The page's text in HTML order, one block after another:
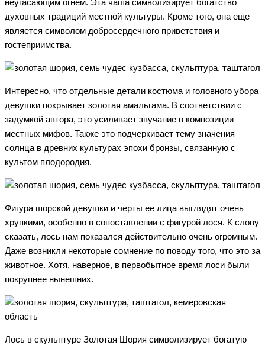
духовных традиций местной культуры. Кроме того, она еще
является символом добросердечного приветствия и
гостеприимства.
Интересно, что отдельные детали костюма и головного убора
девушки покрывает золотая амальгама. В соответствии с
задумкой автора, это усиливает звучание в композиции
местных мифов. Также это подчеркивает тему значения
солнца в древних культурах эпохи бронзы, связанную с
культом плодородия.
Фигура шорской девушки и черты ее лица выглядят очень
хрупкими, особенно в сопоставлении с фигурой лося. К слову
сказать, лось нам показался действительно очень огромным.
Даже возникли некоторые сомнение по поводу того, что это за
животное. Хотя, наверное, в первобытное время лоси были
покрупнее нынешних.
Лось в скульптуре Золотая Шория символизирует богатую